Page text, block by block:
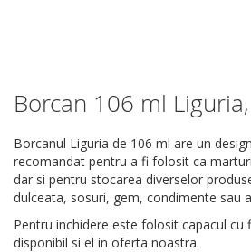
Borcan 106 ml
Borcanul Liguria de 106 ml are un
recomandat pentru a fi folosit ca
dar si pentru stocarea diverselor
dulceata, sosuri, gem, condimente sau
Pentru inchidere este folosit capacul
disponibil si el in oferta noastra.
Skip
to
the
beginning
of
the
images
gallery